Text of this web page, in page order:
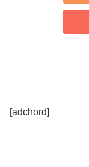
[adchord]